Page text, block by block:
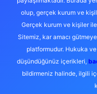
olup, gerçek kurum ve
Gerçek kurum ve kişiler
Sitemiz, kar amacı
platformudur. Hukuka
düşündüğünüz içerikleri,
bildirmeniz halinde, ilgili